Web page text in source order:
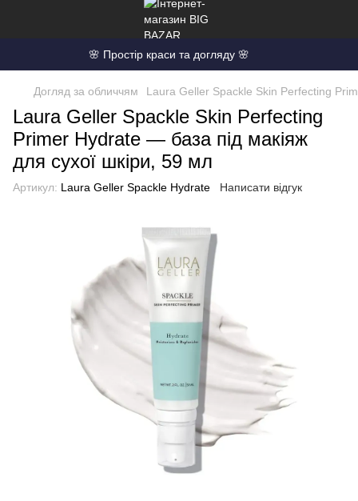
🌸 Простір краси та догляду 🌸
Догляд за обличчям Laura Geller Spackle Skin Perfecting
Laura Geller Spackle Skin Perfecting
Primer Hydrate — база під макіяж
для сухої шкіри, 59 мл
Артикул: Laura Geller Spackle Hydrate Написати відгук